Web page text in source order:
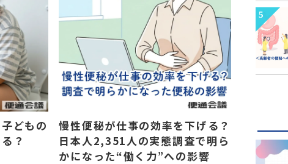
どもの
？
慢性便秘が仕事の効率を下げる？
日本人2,351人の実態調査で明ら
かになった“働く力”への影響